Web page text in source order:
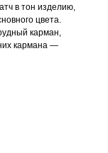
в тон изделию,
цвета.
карман,
кармана —